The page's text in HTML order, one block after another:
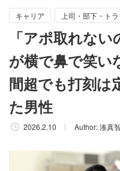
キャリア 上司・部下・ト
「アポ取れな
が横で鼻で笑
間超でも打刻は
た男性
2026.2.10 Author:湊真